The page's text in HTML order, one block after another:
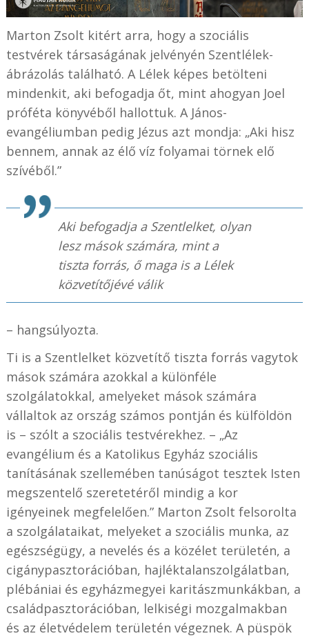
Marton Zsolt kitért arra, hogy a szociális
testvérek társaságának jelvényén Szentlélek-
ábrázolás található. A Lélek képes betölteni
mindenkit, aki befogadja őt, mint ahogyan Joel
próféta könyvéből hallottuk. A János-
evangéliumban pedig Jézus azt mondja: „Aki hisz
bennem, annak az élő víz folyamai törnek elő
szívéből.”
Aki befogadja a Szentlelket, olyan
lesz mások számára, mint a
tiszta forrás, ő maga is a Lélek
közvetítőjévé válik
– hangsúlyozta.
Ti is a Szentlelket közvetítő tiszta forrás vagytok
mások számára azokkal a különféle
szolgálatokkal, amelyeket mások számára
vállaltok az ország számos pontján és külföldön
is – szólt a szociális testvérekhez. – „Az
evangélium és a Katolikus Egyház szociális
tanításának szellemében tanúságot tesztek Isten
megszentelő szeretetéről mindig a kor
igényeinek megfelelően.” Marton Zsolt felsorolta
a szolgálataikat, melyeket a szociális munka, az
egészségügy, a nevelés és a közélet területén, a
cigánypasztorációban, hajléktalanszolgálatban,
plébániai és egyházmegyei karitászmunkákban, a
családpasztorációban, lelkiségi mozgalmakban
és az életvédelem területén végeznek. A püspök